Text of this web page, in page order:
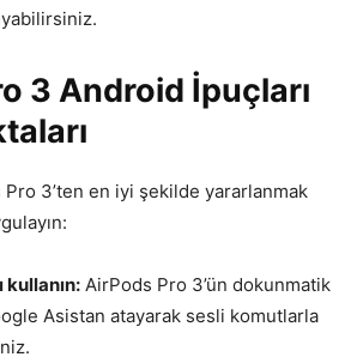
3 Android İpuçları
Pro 3’ten en iyi şekilde yararlanmak
kullanın: AirPods Pro 3’ün dokunmatik
Asistan atayarak sesli komutlarla